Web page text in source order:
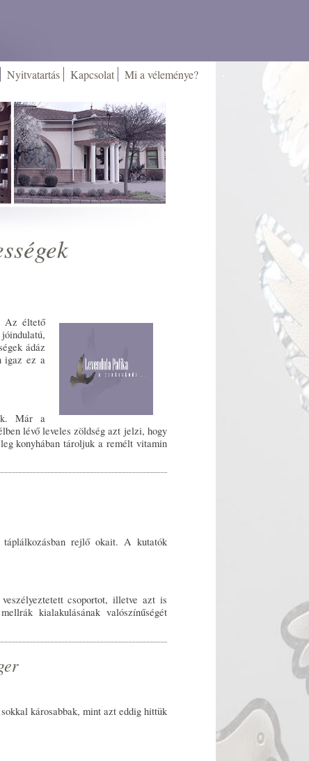
Nyitvatartás Kapcsolat Mi a véleménye?
Az éltető
ádáz
igaz ez a
Már a
lévő leveles zöldség azt jelzi, hogy
konyhában tároljuk a remélt vitamin
rejlő okait. A kutatók
csoportot, illetve azt is
kialakulásának valószínűségét
károsabbak, mint azt eddig hittük